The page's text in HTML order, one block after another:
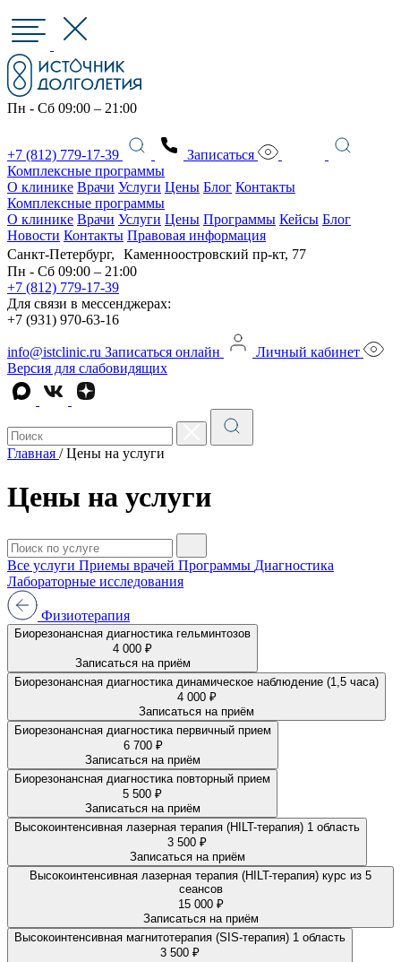
Пн - Сб 09:00 – 21:00
+7 (812) 779-17-39
Записаться
Комплексные программы
О клинике Врачи Услуги Цены Блог Контакты
Комплексные программы
О клинике Врачи Услуги Цены Программы Кейсы Блог
Новости Контакты Правовая информация
Санкт-Петербург, Каменноостровский пр-кт, 77
Пн - Сб 09:00 – 21:00
+7 (812) 779-17-39
Для связи в мессенджерах:
+7 (931) 970-63-16
info@istclinic.ru Записаться онлайн
Личный кабинет
Версия для слабовидящих
Главная / Цены на услуги
Цены на услуги
Все услуги Приемы врачей Программы Диагностика
Лабораторные исследования
Физиотерапия
Биорезонансная диагностика гельминтозов
4 000 ₽
Записаться на приём
Биорезонансная диагностика динамическое наблюдение (1,5 часа)
4 000 ₽
Записаться на приём
Биорезонансная диагностика первичный прием
6 700 ₽
Записаться на приём
Биорезонансная диагностика повторный прием
5 500 ₽
Записаться на приём
Высокоинтенсивная лазерная терапия (HILT-терапия) 1 область
3 500 ₽
Записаться на приём
Высокоинтенсивная лазерная терапия (HILT-терапия) курс из 5
сеансов
15 000 ₽
Записаться на приём
Высокоинтенсивная магнитотерапия (SIS-терапия) 1 область
3 500 ₽